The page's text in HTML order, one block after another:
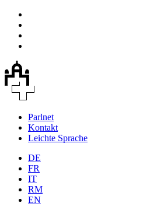
Parlnet
Kontakt
Leichte Sprache
DE
FR
IT
RM
EN